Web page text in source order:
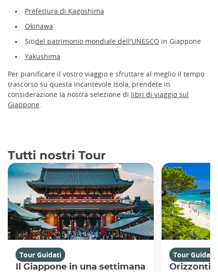
Prefettura di Kagoshima
Okinawa
Sitidel patrimonio mondiale dell'UNESCO in Giappone
Yakushima
Per pianificare il vostro viaggio e sfruttare al meglio il tempo
trascorso su questa incantevole isola, prendete in
considerazione la nostra selezione di libri di viaggio sul
Giappone
Tutti nostri Tour
Tour Guidati
Il Giappone in una settimana
Tour Guidati
Orizzonti